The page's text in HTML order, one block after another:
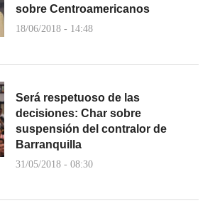
sobre Centroamericanos
18/06/2018 - 14:48
Será respetuoso de las
decisiones: Char sobre
suspensión del contralor de
Barranquilla
31/05/2018 - 08:30